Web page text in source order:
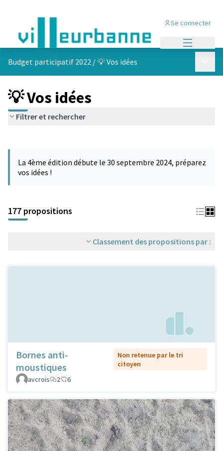
Se connecter
Budget participatif 2022 /💡 Vos idées
💡 Vos idées
Filtrer et rechercher
−
La 4ème édition débute le 30 septembre 2024, préparez
vos idées !
177 propositions
Classement des propositions par :
Bornes anti-
moustiques
Non retenue par le tri
citoyen
avcrois
2 6